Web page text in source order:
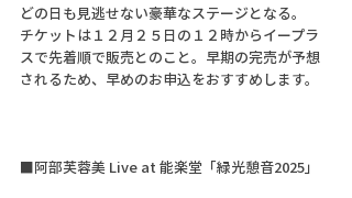
どの日も見逃せない豪華なステージとなる。
チケットは１２月２５日の１２時からイープラ
スで先着順で販売とのこと。早期の完売が予想
されるため、早めのお申込をおすすめします。
■阿部芙蓉美 Live at 能楽堂「緑光憩音2025」